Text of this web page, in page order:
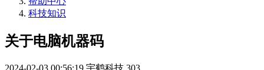
科技知识
关于电脑机器码
2024-02-03 00:56:19 宇鹤科技 303